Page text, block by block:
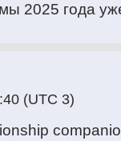
2025 года
(UTC 3)